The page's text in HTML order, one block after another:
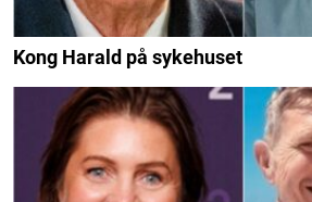
Kong Harald på sykehuset